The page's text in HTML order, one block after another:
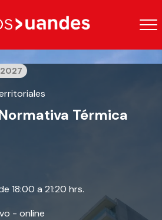
Térmica
18:00 a 21:20 hrs.
- online